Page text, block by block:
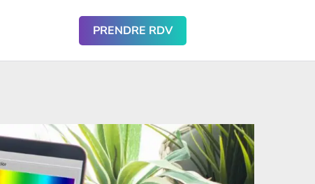
PRENDRE RDV